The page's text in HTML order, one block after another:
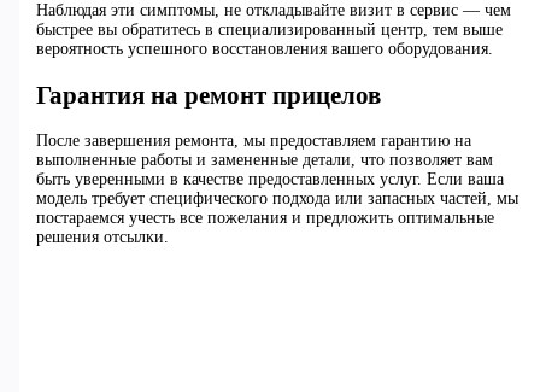
Наблюдая эти симптомы, не откладывайте визит в сервис — чем
быстрее вы обратитесь в специализированный центр, тем выше
вероятность успешного восстановления вашего оборудования.
Гарантия на ремонт прицелов
После завершения ремонта, мы предоставляем гарантию на
выполненные работы и замененные детали, что позволяет вам
быть уверенными в качестве предоставленных услуг. Если ваша
модель требует специфического подхода или запасных частей, мы
постараемся учесть все пожелания и предложить оптимальные
решения отсылки.